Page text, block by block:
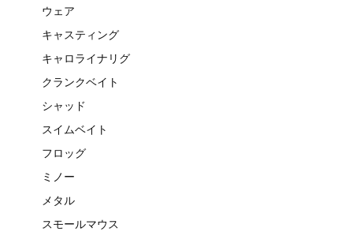
ウェア
キャスティング
キャロライナリグ
クランクベイト
シャッド
スイムベイト
フロッグ
ミノー
メタル
スモールマウス